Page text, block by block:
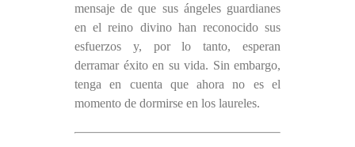
mensaje de que sus ángeles guardianes
en el reino divino han reconocido sus
esfuerzos y, por lo tanto, esperan
derramar éxito en su vida. Sin embargo,
tenga en cuenta que ahora no es el
momento de dormirse en los laureles.